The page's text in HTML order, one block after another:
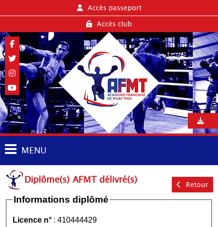
Accès passeport
Accès club
MENU
Diplôme(s) AFMT délivré(s) Retour
Informations diplômé
Licence n° : 410444429